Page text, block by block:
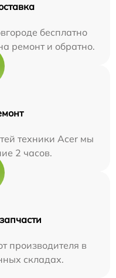
бесплатно
ремонт и обратно.
техники Acer мы
2 часов.
производителя в
складах.